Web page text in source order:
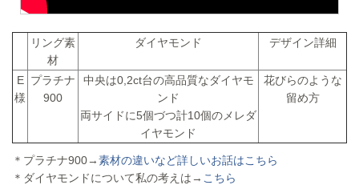
リング素
材
ダイヤモンド デザイン詳細
E
様
プラチナ
900
中央は0,2ct台の高品質なダイヤモ
ンド
両サイドに5個づつ計10個のメレダ
イヤモンド
花びらのような
留め方
＊プラチナ900→素材の違いなど詳しいお話はこちら
＊ダイヤモンドについて私の考えは→ こちら